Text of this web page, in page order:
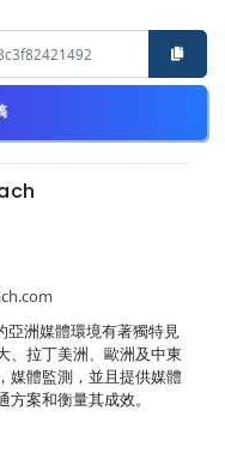
亞洲媒體環境有著獨特見
、拉丁美洲、歐洲及中東
媒體監測，並且提供媒體
案和衡量其成效。